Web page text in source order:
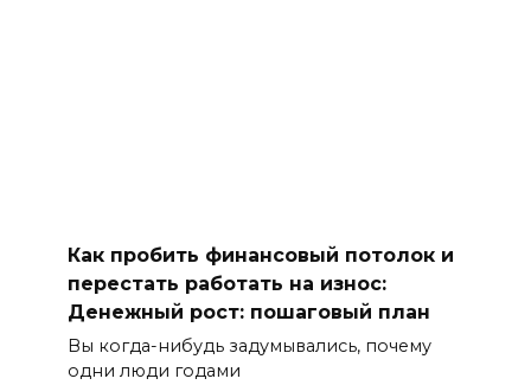
Как пробить финансовый потолок и
перестать работать на износ:
Денежный рост: пошаговый план
Вы когда-нибудь задумывались, почему
одни люди годами